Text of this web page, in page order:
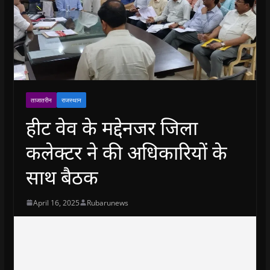
ताजातरीन राजस्थान
हीट वेव के मद्देनजर जिला
कलेक्टर ने की अधिकारियों के
साथ बैठक
April 16, 2025 Rubarunews